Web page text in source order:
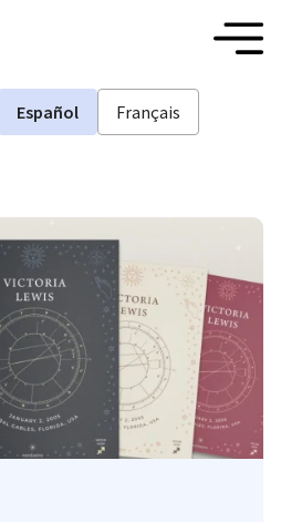
Español Français